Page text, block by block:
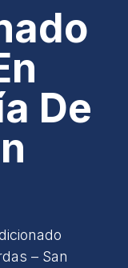
De
– San